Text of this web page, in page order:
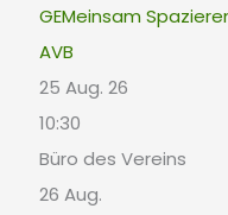
GEMeinsam
AVB
25 Aug. 26
10:30
Büro des Vereins
26 Aug.